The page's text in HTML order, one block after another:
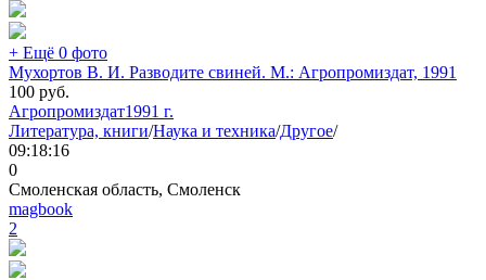
+ Ещё 0 фото
Мухортов В. И. Разводите свиней. М.: Агропромиздат, 1991
100 руб.
Агропромиздат1991 г.
Литература, книги/Наука и техника/Другое/
09:18:16
0
Смоленская область, Смоленск
magbook
2